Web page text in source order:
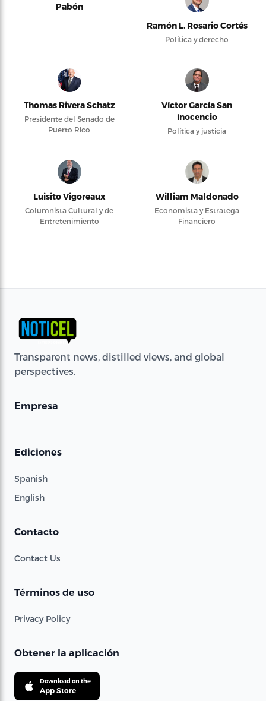
Pabón
Ramón L. Rosario Cortés
Política y derecho
Thomas Rivera Schatz
Presidente del Senado de
Puerto Rico
Víctor García San
Inocencio
Política y justicia
Luisito Vigoreaux
Columnista Cultural y de
Entretenimiento
William Maldonado
Economista y Estratega
Financiero
Transparent news, distilled views, and global
perspectives.
Empresa
Ediciones
Spanish
English
Contacto
Contact Us
Términos de uso
Privacy Policy
Obtener la aplicación
Download on the
App Store